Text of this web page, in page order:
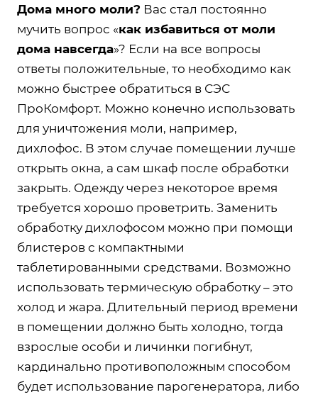
Дома много моли? Вас стал постоянно
мучить вопрос «как избавиться от моли
дома навсегда»? Если на все вопросы
ответы положительные, то необходимо как
можно быстрее обратиться в СЭС
ПроКомфорт. Можно конечно использовать
для уничтожения моли, например,
дихлофос. В этом случае помещении лучше
открыть окна, а сам шкаф после обработки
закрыть. Одежду через некоторое время
требуется хорошо проветрить. Заменить
обработку дихлофосом можно при помощи
блистеров с компактными
таблетированными средствами. Возможно
использовать термическую обработку – это
холод и жара. Длительный период времени
в помещении должно быть холодно, тогда
взрослые особи и личинки погибнут,
кардинально противоположным способом
будет использование парогенератора, либо